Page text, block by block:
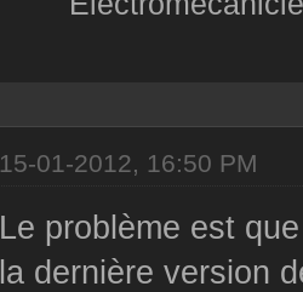
15-01-2012, 16:50 PM
Le problème est
la dernière version